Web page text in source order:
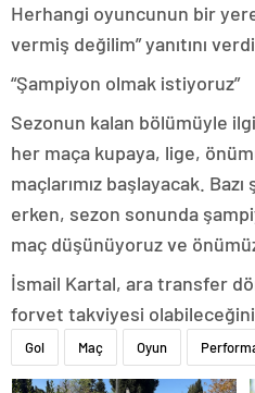
Herhangi oyuncunun bir
vermiş değilim” yanıtını verdi.
“Şampiyon olmak istiyoruz”
Sezonun kalan bölümüyle
her maça kupaya, lige,
maçlarımız başlayacak.
erken, sezon sonunda
maç düşünüyoruz ve
İsmail Kartal, ara transfer
forvet takviyesi
Gol Maç Oyun